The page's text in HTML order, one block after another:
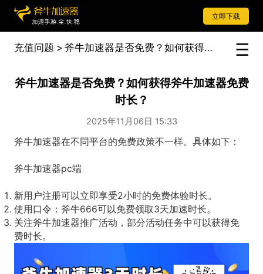
立即下载
充值问题 > 斧牛加速器是否免费？如何获得斧牛加速器免费时长？
斧牛加速器是否免费？如何获得斧牛加速器免费
时长？
2025年11月06日 15:33
斧牛加速器在不同平台的免费政策不一样。具体如下：
斧牛加速器pc端
新用户注册可以立即享受2小时的免费体验时长。
使用口令：斧牛666可以免费领取3天加速时长。
关注斧牛加速器推广活动，部分活动任务中可以获得免
费时长。